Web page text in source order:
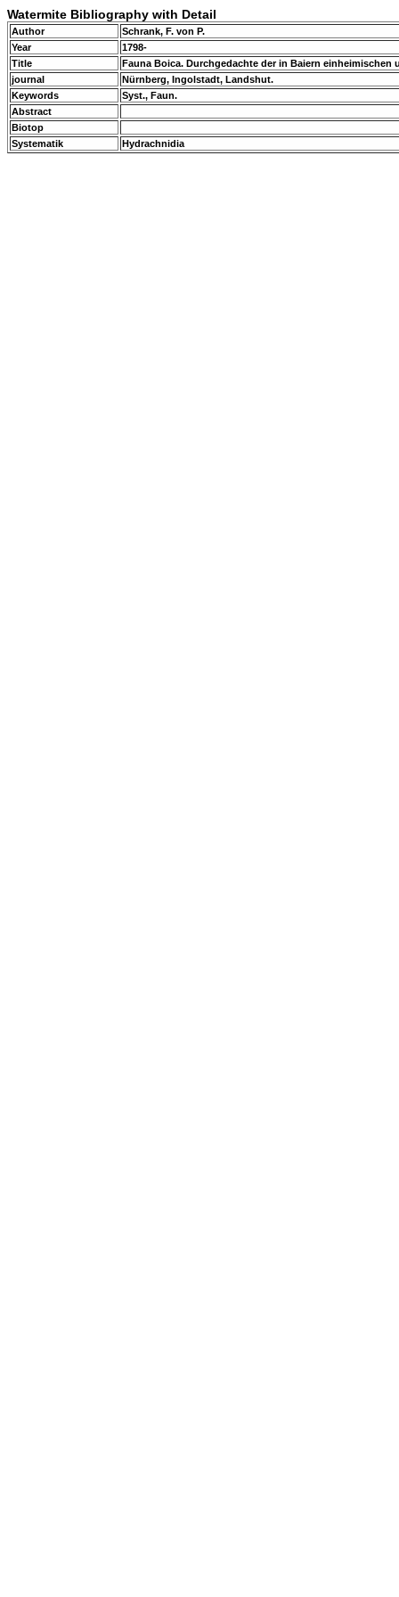
Watermite Bibliography with Detail
Author
Schrank, F. von P.
Year
1798-
Title
Fauna Boica. Durchgedachte der in Baiern
journal
Nürnberg, Ingolstadt, Landshut.
Keywords
Syst., Faun.
Abstract
Biotop
Systematik
Hydrachnidia